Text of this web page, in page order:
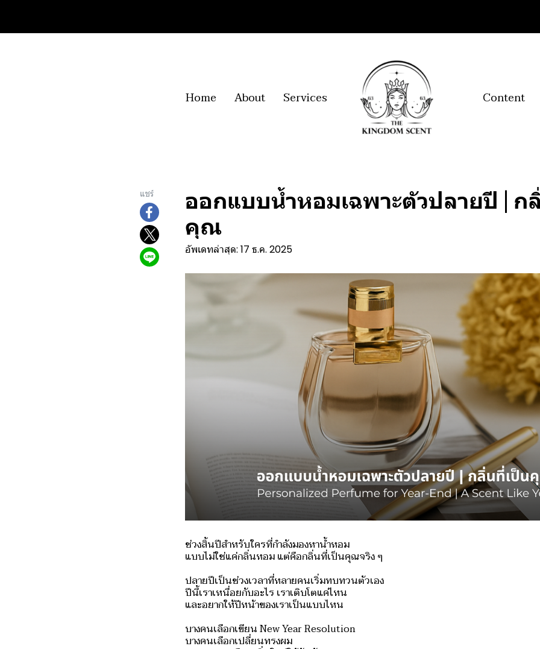
Home About Services Content
แชร์
ออกแบบน้ำหอมเฉพาะตัวปลายปี | ก
คุณ
อัพเดทล่าสุด: 17 ธ.ค. 2025
ช่วงสิ้นปีสำหรับใครที่กำลังมองหาน้ำหอม
แบบไม่ใช่แค่กลิ่นหอม แต่คือกลิ่นที่เป็นคุณจริง ๆ
ปลายปีเป็นช่วงเวลาที่หลายคนเริ่มทบทวนตัวเอง
ปีนี้เราเหนื่อยกับอะไร เราเติบโตแค่ไหน
และอยากให้ปีหน้าของเราเป็นแบบไหน
บางคนเลือกเขียน New Year Resolution
บางคนเลือกเปลี่ยนทรงผม